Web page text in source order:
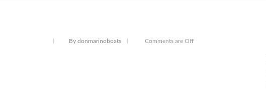
By donmarinoboats Comments are Off